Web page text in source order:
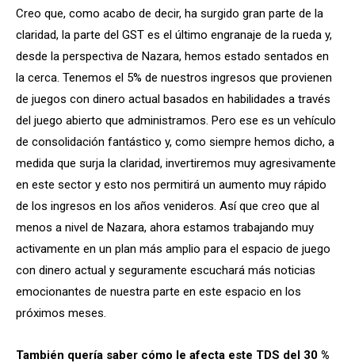
Creo que, como acabo de decir, ha surgido gran parte de la
claridad, la parte del GST es el último engranaje de la rueda y,
desde la perspectiva de Nazara, hemos estado sentados en
la cerca. Tenemos el 5% de nuestros ingresos que provienen
de juegos con dinero actual basados ​​en habilidades a través
del juego abierto que administramos. Pero ese es un vehículo
de consolidación fantástico y, como siempre hemos dicho, a
medida que surja la claridad, invertiremos muy agresivamente
en este sector y esto nos permitirá un aumento muy rápido
de los ingresos en los años venideros. Así que creo que al
menos a nivel de Nazara, ahora estamos trabajando muy
activamente en un plan más amplio para el espacio de juego
con dinero actual y seguramente escuchará más noticias
emocionantes de nuestra parte en este espacio en los
próximos meses.
También quería saber cómo le afecta este TDS del 30 %